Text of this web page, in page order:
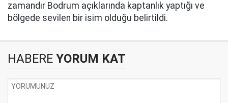
zamandır Bodrum açıklarında kaptanlık yaptığı ve
bölgede sevilen bir isim olduğu belirtildi.
HABERE YORUM KAT